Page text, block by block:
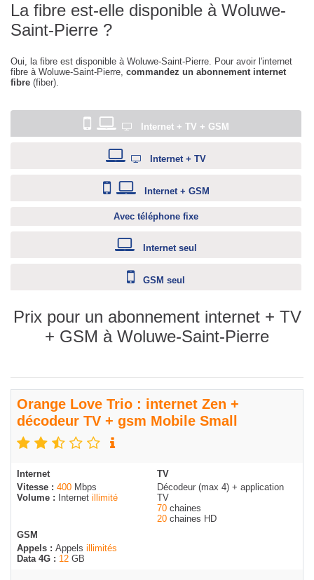
La fibre est-elle disponible à Woluwe-
Saint-Pierre ?
Oui, la fibre est disponible à Woluwe-Saint-Pierre. Pour avoir l'internet
fibre à Woluwe-Saint-Pierre, commandez un abonnement internet
fibre (fiber).
Internet + TV + GSM
Internet + TV
Internet + GSM
Avec téléphone fixe
Internet seul
GSM seul
Prix pour un abonnement internet + TV
+ GSM à Woluwe-Saint-Pierre
Orange Love Trio : internet Zen +
décodeur TV + gsm Mobile Small
Internet
Vitesse : 400 Mbps
Volume :
Internet illimité
TV
Décodeur (max 4) + application
TV
70 chaines
20 chaines HD
GSM
Appels : Appels illimités
Data 4G : 12 GB